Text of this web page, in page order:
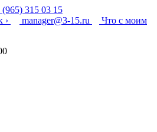
(965) 315 03 15
›
manager@3-15.ru
Что с моим